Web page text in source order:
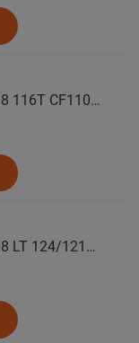
COMFORSER Автошина 265/70 R18 116T CF1100 RWL лето
COMFORSER Автошина 265/70 R18 LT 124/121S CF1100 10PR RWL лето